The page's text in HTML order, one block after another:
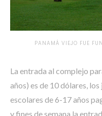
PANAMÁ VIEJO FUE
La entrada al complejo
años) es de 10 dólares,
escolares de 6-17 años
y fines de semana la